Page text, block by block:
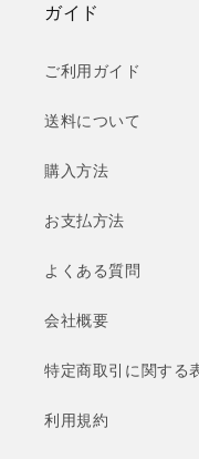
ガイド
ご利用ガイド
送料について
購入方法
お支払方法
よくある質問
会社概要
特定商取引に関する
利用規約